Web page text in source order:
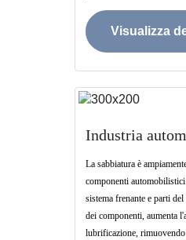
Visualizza
Industria
La sabbiatura è
componenti
sistema frenante e parti
dei componenti, aumenta
lubrificazione, rimuovendo